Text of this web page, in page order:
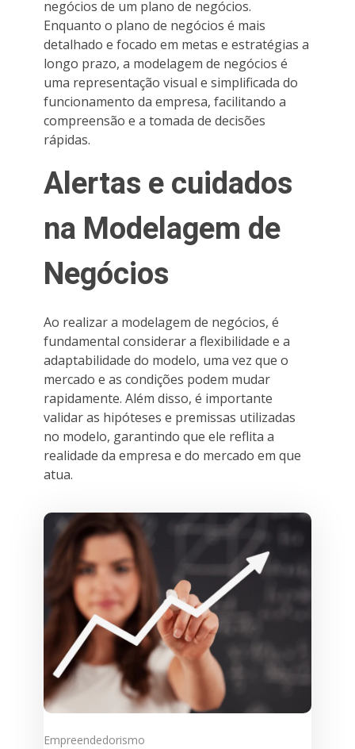
negócios de um plano de negócios.
Enquanto o plano de negócios é mais
detalhado e focado em metas e estratégias a
longo prazo, a modelagem de negócios é
uma representação visual e simplificada do
funcionamento da empresa, facilitando a
compreensão e a tomada de decisões
rápidas.
Alertas e cuidados
na Modelagem de
Negócios
Ao realizar a modelagem de negócios, é
fundamental considerar a flexibilidade e a
adaptabilidade do modelo, uma vez que o
mercado e as condições podem mudar
rapidamente. Além disso, é importante
validar as hipóteses e premissas utilizadas
no modelo, garantindo que ele reflita a
realidade da empresa e do mercado em que
atua.
Empreendedorismo